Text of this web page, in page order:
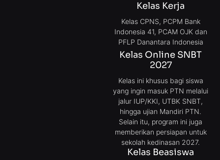
Kelas Kerja
Kelas CPNS, PCPM Bank
Indonesia 41, PCAM OJK dan
PFLP Danantara Indonesia
Kelas Online SNBT
2027
Kelas ini khusus bagi siswa
yang ingin masuk PTN melalui
jalur IUP/KKI, UTBK SNBT,
hingga ujian Mandiri PTN.
Selain itu, program ini juga
memberikan persiapan untuk
sekolah kedinasan 2027.
Kelas Beasiswa